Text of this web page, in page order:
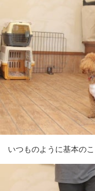
いつものように基本の